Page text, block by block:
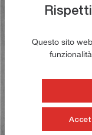
Questo sito